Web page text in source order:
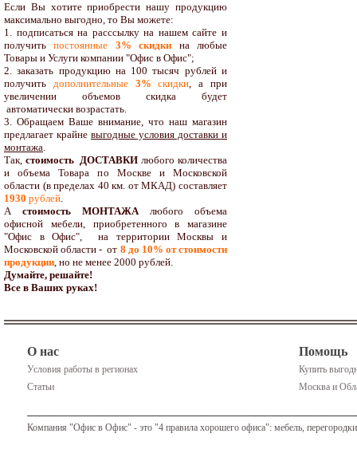
Если Вы хотите приобрести нашу продукцию
максимально выгодно, то Вы можете:
1. подписаться на расссылку на нашем сайте и
получитьпостоянные 3% скидки на любые
Товары и Услуги компании "Офис в Офис";
2. заказать продукцию на 100 тысяч рублей и
получить дополнительные3% скидки, а при
увеличении объемов скидка будет
автоматически возрастать.
3. Обращаем Ваше внимание, что наш магазин
предлагает крайне выгодные условия доставки и
монтажа.
Так, стоимость ДОСТАВКИлюбого количества
и объема Товара по Москве и Московской
области (в пределах 40 км. от МКАД) составляет
1930 рублей.
А стоимость МОНТАЖАлюбого объема
офисной мебели, приобретенного в магазине
"Офис в Офис", на территории Москвы и
Московской области - от 8 до 10% от стоимости
продукции, но не менее 2000 рублей.
Думайте, решайте!
Все в Ваших руках!
О нас
Условия работы в регионах
Статьи
Помощь
Купить
Москва и
Компания "Офис в Офис" - это "4 правила хорошего офиса": мебель,